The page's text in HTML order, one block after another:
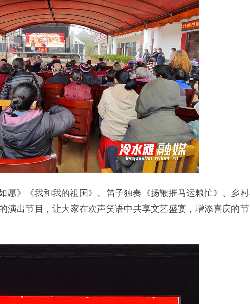
愿》《我和我的祖国》、笛子独奏《扬鞭摧马运粮忙》、乡
演出节目，让大家在欢声笑语中共享文艺盛宴，增添喜庆的节